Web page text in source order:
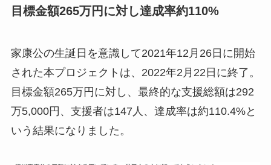
目標金額265万円に対し達成率約110%
家康公の生誕日を意識して2021年12月26日に開始
された本プロジェクトは、2022年2月22日に終了。
目標金額265万円に対し、最終的な支援総額は292
万5,000円、支援者は147人、達成率は約110.4%と
いう結果になりました。